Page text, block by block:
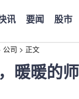
讯 要闻 股市
公司 > 正文
暖暖的